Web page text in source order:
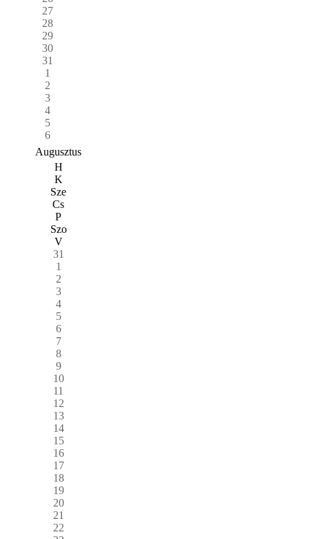
27
28
29
30
31
1
2
3
4
5
6
Augusztus
H
K
Sze
Cs
P
Szo
V
31
1
2
3
4
5
6
7
8
9
10
11
12
13
14
15
16
17
18
19
20
21
22